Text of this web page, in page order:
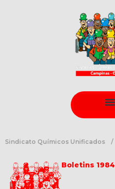
Sindicato Químicos Unificados
Boletins 1984